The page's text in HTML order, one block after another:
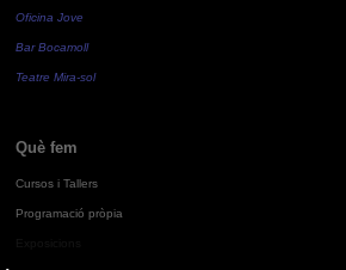
Oficina Jove
Bar Bocamoll
Teatre Mira-sol
Què fem
Cursos i Tallers
Programació pròpia